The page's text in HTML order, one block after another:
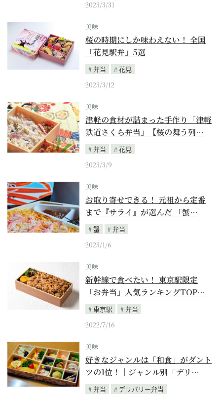
2023/3/31
美味
桜の時期にしか味わえない！ 全国
「花見駅弁」5選
弁当
花見
2023/3/12
美味
津軽の食材が詰まった手作り「津軽
鉄道さくら弁当」【桜の舞う列…
弁当
花見
2023/3/9
美味
お取り寄せできる！ 元祖から定番
まで『サライ』が選んだ 「蟹…
蟹
弁当
2023/1/6
美味
新幹線で食べたい！ 東京駅限定
「お弁当」人気ランキングTOP…
東京駅
弁当
2022/7/16
美味
好きなジャンルは「和食」がダント
ツの1位！｜ジャンル別「デリ…
弁当
デリバリー弁当